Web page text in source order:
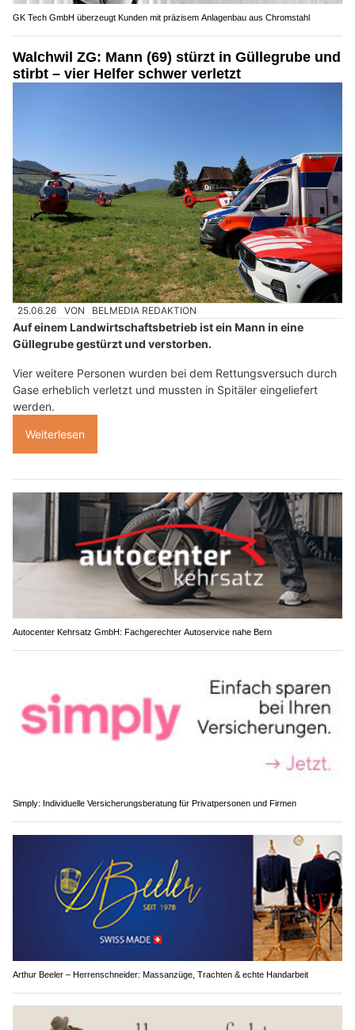
GK Tech GmbH überzeugt Kunden mit präzisem Anlagenbau aus Chromstahl
Walchwil ZG: Mann (69) stürzt in Güllegrube und
stirbt – vier Helfer schwer verletzt
25.06.26 VON BELMEDIA REDAKTION
Auf einem Landwirtschaftsbetrieb ist ein Mann in eine
Güllegrube gestürzt und verstorben.
Vier weitere Personen wurden bei dem Rettungsversuch durch
Gase erheblich verletzt und mussten in Spitäler eingeliefert
werden.
Weiterlesen
Autocenter Kehrsatz GmbH: Fachgerechter Autoservice nahe Bern
Simply: Individuelle Versicherungsberatung für Privatpersonen und Firmen
Arthur Beeler – Herrenschneider: Massanzüge, Trachten & echte Handarbeit